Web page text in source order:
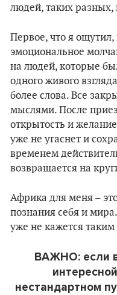
людей, таких разных,
Первое, что я
эмоциональное
на людей, которые
одного живого
более слова. Все
мыслями. После
открытость и
уже не угаснет и
временем
возвращается на
Африка для меня –
познания себя и
уже не кажется
ВАЖНО: если
нестандартном